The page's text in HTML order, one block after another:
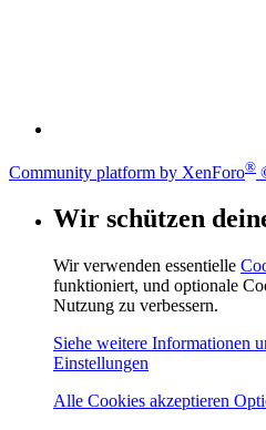
Community platform by XenForo®
Wir schützen
Wir verwenden essentielle
funktioniert, und optionale
Nutzung zu verbessern.
Siehe weitere Informationen
Einstellungen
Alle Cookies akzeptieren